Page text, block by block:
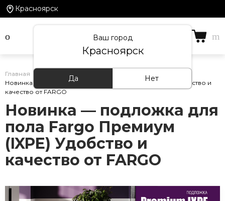
Красноярск
Ваш город
Красноярск
Да Нет
Главная
/
Новинка — подложка для пола Fargo Премиум (IXPE) Удобство и
качество от FARGO
Новинка — подложка для
пола Fargo Премиум
(IXPE) Удобство и
качество от FARGO